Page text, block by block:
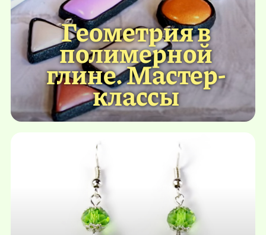
Геометрия в
полимерной
глине. Мастер-
классы